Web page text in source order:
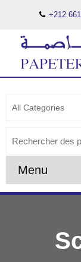
+212
..:: PAPETERIE LA
Menu